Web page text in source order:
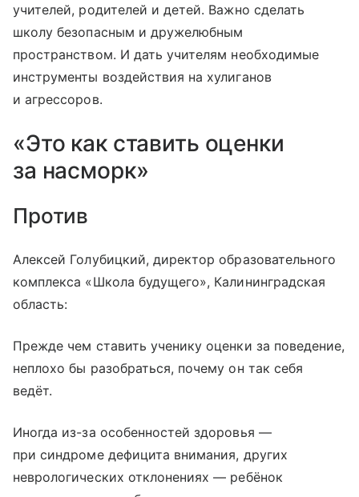
учителей, родителей и детей. Важно сделать
школу безопасным и дружелюбным
пространством. И дать учителям необходимые
инструменты воздействия на хулиганов
и агрессоров.
«Это как ставить оценки
за насморк»
Против
Алексей Голубицкий, директор образовательного
комплекса «Школа будущего», Калининградская
область:
Прежде чем ставить ученику оценки за поведение,
неплохо бы разобраться, почему он так себя
ведёт.
Иногда из-за особенностей здоровья —
при синдроме дефицита внимания, других
неврологических отклонениях — ребёнок